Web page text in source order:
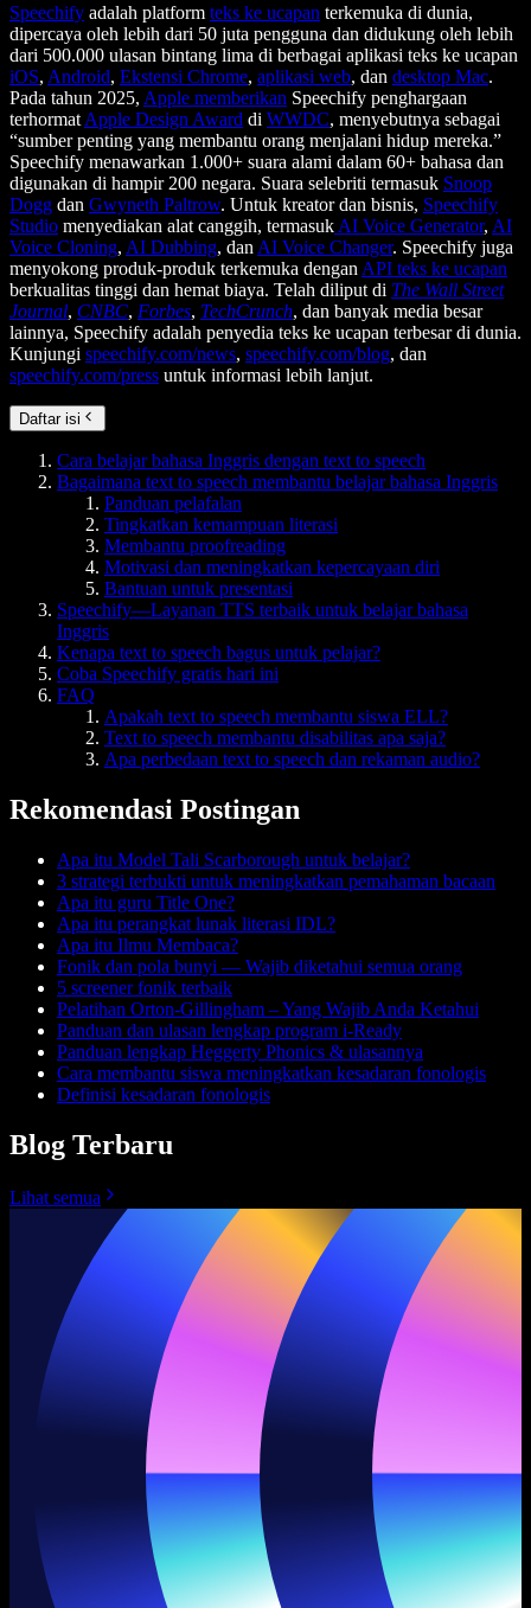
Speechify adalah platform teks ke ucapan terkemuka di dunia,
dipercaya oleh lebih dari 50 juta pengguna dan didukung oleh lebih
dari 500.000 ulasan bintang lima di berbagai aplikasi teks ke ucapan
iOS, Android, Ekstensi Chrome, aplikasi web, dan desktop Mac.
Pada tahun 2025, Apple memberikan Speechify penghargaan
terhormat Apple Design Award di WWDC, menyebutnya sebagai
“sumber penting yang membantu orang menjalani hidup mereka.”
Speechify menawarkan 1.000+ suara alami dalam 60+ bahasa dan
digunakan di hampir 200 negara. Suara selebriti termasuk Snoop
Dogg dan Gwyneth Paltrow. Untuk kreator dan bisnis, Speechify
Studio menyediakan alat canggih, termasuk AI Voice Generator, AI
Voice Cloning, AI Dubbing, dan AI Voice Changer. Speechify juga
menyokong produk-produk terkemuka dengan API teks ke ucapan
berkualitas tinggi dan hemat biaya. Telah diliput di The Wall Street
Journal, CNBC, Forbes, TechCrunch, dan banyak media besar
lainnya, Speechify adalah penyedia teks ke ucapan terbesar di dunia.
Kunjungi speechify.com/news, speechify.com/blog, dan
speechify.com/press untuk informasi lebih lanjut.
Daftar isi
Cara belajar bahasa Inggris dengan text to speech
Bagaimana text to speech membantu belajar bahasa Inggris
Panduan pelafalan
Tingkatkan kemampuan literasi
Membantu proofreading
Motivasi dan meningkatkan kepercayaan diri
Bantuan untuk presentasi
Speechify—Layanan TTS terbaik untuk belajar bahasa
Inggris
Kenapa text to speech bagus untuk pelajar?
Coba Speechify gratis hari ini
FAQ
Apakah text to speech membantu siswa ELL?
Text to speech membantu disabilitas apa saja?
Apa perbedaan text to speech dan rekaman audio?
Rekomendasi Postingan
Apa itu Model Tali Scarborough untuk belajar?
3 strategi terbukti untuk meningkatkan pemahaman bacaan
Apa itu guru Title One?
Apa itu perangkat lunak literasi IDL?
Apa itu Ilmu Membaca?
Fonik dan pola bunyi — Wajib diketahui semua orang
5 screener fonik terbaik
Pelatihan Orton-Gillingham – Yang Wajib Anda Ketahui
Panduan dan ulasan lengkap program i-Ready
Panduan lengkap Heggerty Phonics & ulasannya
Cara membantu siswa meningkatkan kesadaran fonologis
Definisi kesadaran fonologis
Blog Terbaru
Lihat semua